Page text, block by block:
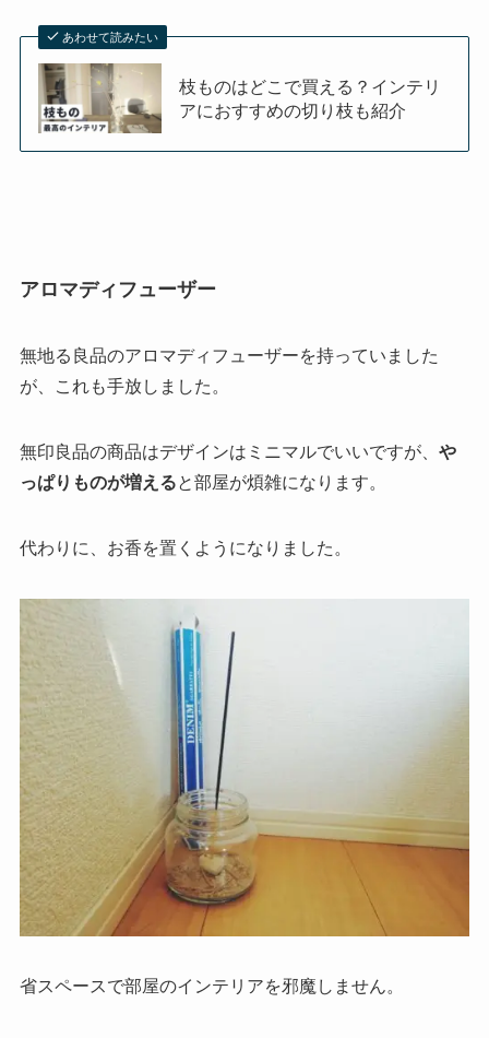
あわせて読みたい
枝ものはどこで買える？インテリ
アにおすすめの切り枝も紹介
アロマディフューザー
無地る良品のアロマディフューザーを持っていました
が、これも手放しました。
無印良品の商品はデザインはミニマルでいいですが、 や
っぱりものが増えると部屋が煩雑になります。
代わりに、お香を置くようになりました。
省スペースで部屋のインテリアを邪魔しません。